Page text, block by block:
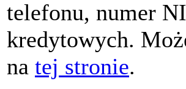
telefonu, numer
kredytowych.
na tej stronie.